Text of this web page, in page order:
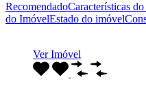
RecomendadoCaracterísticas
do ImóvelEstado do imóvel
Ver Imóvel